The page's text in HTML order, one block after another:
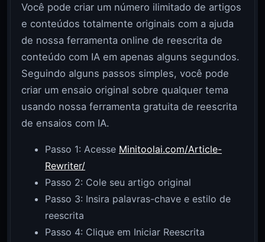
Você pode criar um número ilimitado de artigos
e conteúdos totalmente originais com a ajuda
de nossa ferramenta online de reescrita de
conteúdo com IA em apenas alguns segundos.
Seguindo alguns passos simples, você pode
criar um ensaio original sobre qualquer tema
usando nossa ferramenta gratuita de reescrita
de ensaios com IA.
Passo 1: Acesse Minitoolai.com/Article-
Rewriter/
Passo 2: Cole seu artigo original
Passo 3: Insira palavras-chave e estilo de
reescrita
Passo 4: Clique em Iniciar Reescrita